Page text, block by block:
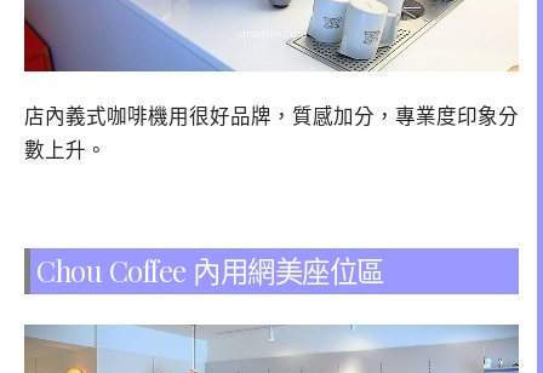
店內義式咖啡機用很好品牌，質感加分，專業度印象分
數上升。
Chou Coffee 內用網美座位區